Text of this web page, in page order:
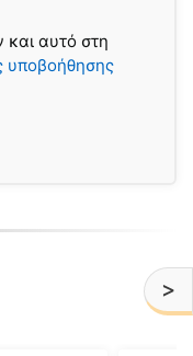
>
και αυτό στη
υποβοήθησης